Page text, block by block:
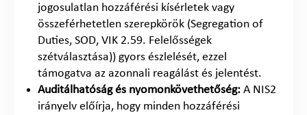
jogosulatlan hozzáférési kísérletek vagy
összeférhetetlen szerepkörök (Segregation of
Duties, SOD, VIK 2.59. Felelősségek
szétválasztása)) gyors észlelését, ezzel
támogatva az azonnali reagálást és jelentést.
Auditálhatóság és nyomonkövethetőség: A NIS2
irányelv előírja, hogy minden hozzáférési